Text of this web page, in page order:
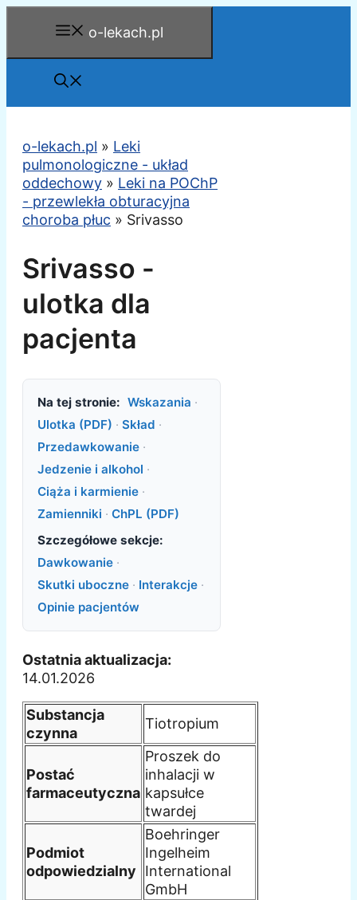
o-lekach.pl
o-lekach.pl » Leki
pulmonologiczne - układ
oddechowy » Leki na POChP
- przewlekła obturacyjna
choroba płuc » Srivasso
Srivasso -
ulotka dla
pacjenta
Na tej stronie: Wskazania ·
Ulotka (PDF) · Skład ·
Przedawkowanie ·
Jedzenie i alkohol ·
Ciąża i karmienie ·
Zamienniki · ChPL (PDF)
Szczegółowe sekcje:
Dawkowanie ·
Skutki uboczne · Interakcje ·
Opinie pacjentów
Ostatnia aktualizacja:
14.01.2026
Substancja
czynna
Tiotropium
Postać
farmaceutyczna
Proszek do
inhalacji w
kapsułce
twardej
Podmiot
odpowiedzialny
Boehringer
Ingelheim
International
GmbH